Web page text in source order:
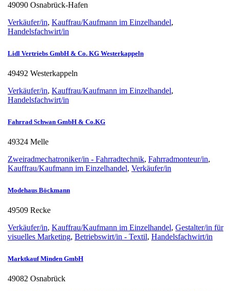
49090 Osnabrück-Hafen
Verkäufer/in, Kauffrau/Kaufmann im Einzelhandel,
Handelsfachwirt/in
Lidl Vertriebs GmbH & Co. KG Westerkappeln
49492 Westerkappeln
Verkäufer/in, Kauffrau/Kaufmann im Einzelhandel,
Handelsfachwirt/in
Fahrrad Schwan GmbH & Co.KG
49324 Melle
Zweiradmechatroniker/in - Fahrradtechnik, Fahrradmonteur/in,
Kauffrau/Kaufmann im Einzelhandel, Verkäufer/in
Modehaus Böckmann
49509 Recke
Verkäufer/in, Kauffrau/Kaufmann im Einzelhandel, Gestalter/in für
visuelles Marketing, Betriebswirt/in - Textil, Handelsfachwirt/in
Marktkauf Minden GmbH
49082 Osnabrück